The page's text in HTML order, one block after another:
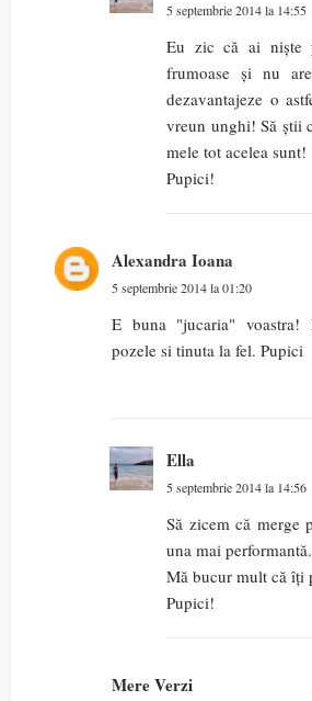
5 septembrie 2014 la 14:55
Eu zic că ai niște
frumoase și nu
dezavantajeze o
vreun unghi! Să știi
mele tot acelea sunt!
Pupici!
Alexandra Ioana
5 septembrie 2014 la 01:20
E buna "jucaria"
pozele si tinuta la fel. Pupici
Ella
5 septembrie 2014 la 14:56
Să zicem că merge
una mai
Mă bucur mult că îți
Pupici!
Mere Verzi